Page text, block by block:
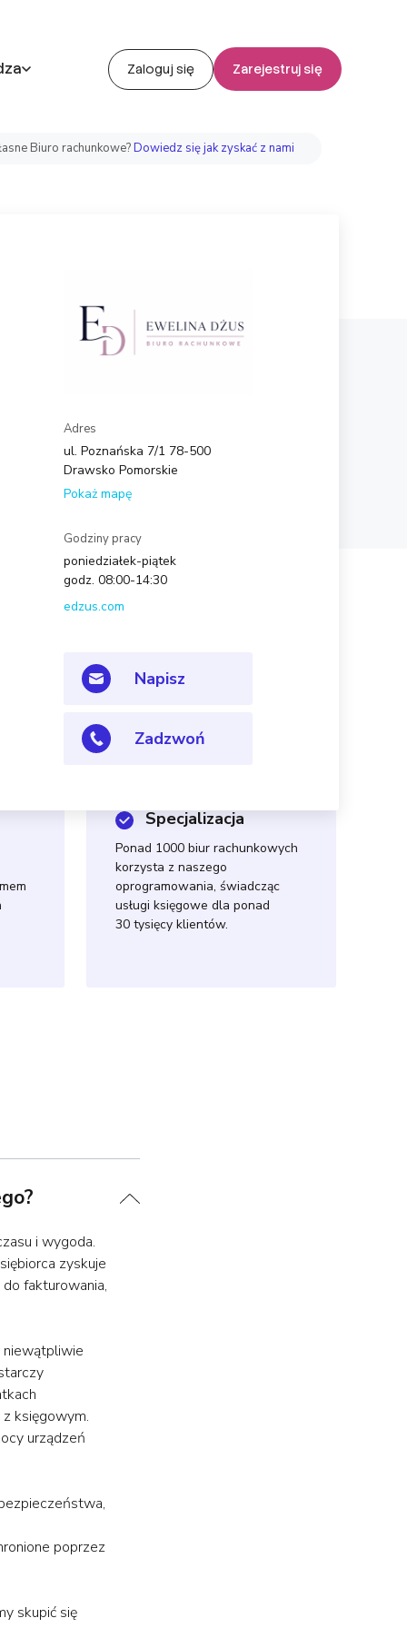
Zaloguj się Zarejestruj się
Biuro rachunkowe?Dowiedz się jak zyskać z nami
Adres
ul. Poznańska 7/1 78-500
Drawsko Pomorskie
Pokaż mapę
Godziny pracy
poniedziałek-piątek
godz. 08:00-14:30
edzus.com
Napisz
Zadzwoń
Specjalizacja
Ponad 1000 biur rachunkowych
korzysta z naszego
oprogramowania, świadcząc
usługi księgowe dla ponad
30 tysięcy klientów.
i wygoda.
zyskuje
fakturowania,
niewątpliwie
księgowym.
urządzeń
poprzez
skupić się